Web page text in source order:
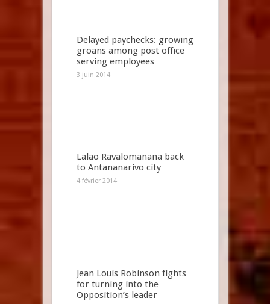
Delayed paychecks: growing
groans among post office
serving employees
3 juin 2014
Lalao Ravalomanana back
to Antananarivo city
4 février 2014
Jean Louis Robinson fights
for turning into the
Opposition’s leader